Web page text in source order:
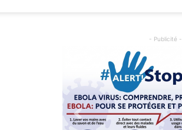
- Publicité -
Previous